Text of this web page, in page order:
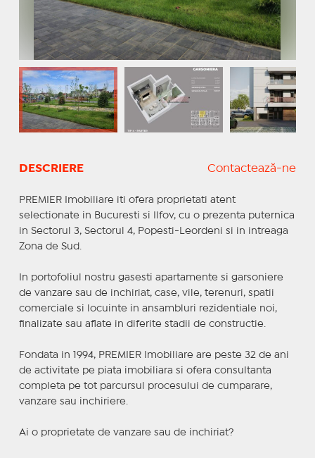
DESCRIERE Contactează-ne
PREMIER Imobiliare iti ofera proprietati atent
selectionate in Bucuresti si Ilfov, cu o prezenta puternica
in Sectorul 3, Sectorul 4, Popesti-Leordeni si in intreaga
Zona de Sud.
In portofoliul nostru gasesti apartamente si garsoniere
de vanzare sau de inchiriat, case, vile, terenuri, spatii
comerciale si locuinte in ansambluri rezidentiale noi,
finalizate sau aflate in diferite stadii de constructie.
Fondata in 1994, PREMIER Imobiliare are peste 32 de ani
de activitate pe piata imobiliara si ofera consultanta
completa pe tot parcursul procesului de cumparare,
vanzare sau inchiriere.
Ai o proprietate de vanzare sau de inchiriat?